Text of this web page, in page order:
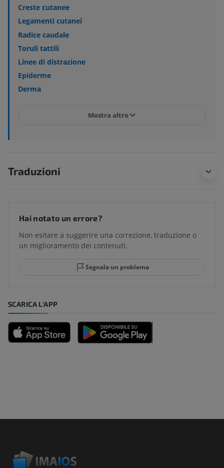
Creste cutanee
Legamenti cutanei
Radice caudale
Toruli tattili
Linee di distrazione
Epiderme
Derma
Mostra altro
Traduzioni
Hai notato un errore?
Non esitare a suggerire una correzione, traduzione o
un miglioramento dei contenuti.
Segnala un problema
SCARICA L'APP